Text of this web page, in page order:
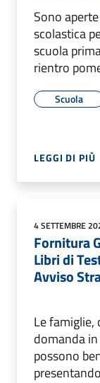
Sono
scolastica
scuola
rientro
Scuola
LEGGI DI PIÙ
4 SETTEMBRE
Fornitura
Libri di
Avviso
Le
domanda
possono